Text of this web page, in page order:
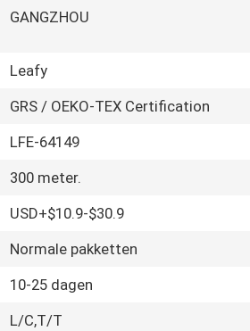
GANGZHOU
Leafy
GRS / OEKO-TEX Certification
LFE-64149
300 meter.
USD+$10.9-$30.9
Normale pakketten
10-25 dagen
L/C,T/T